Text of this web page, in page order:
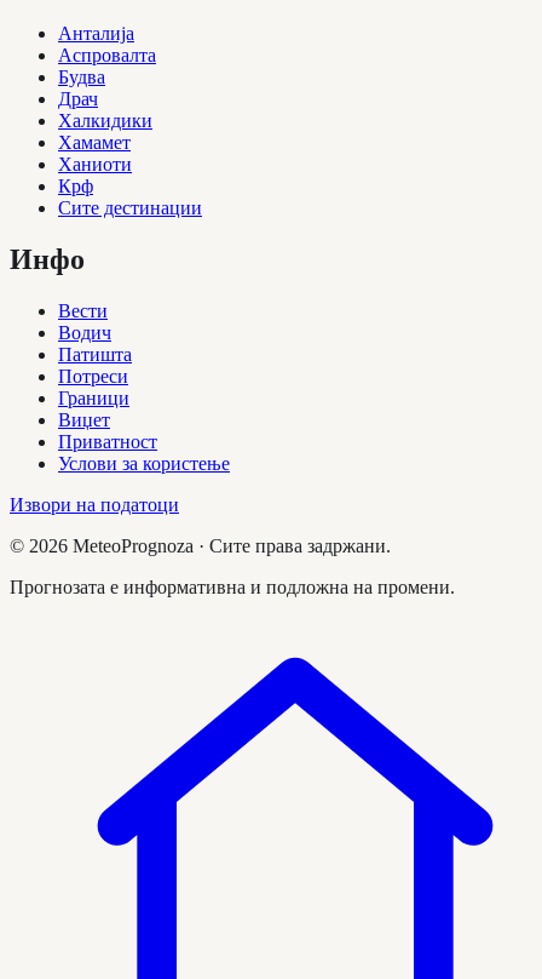
Анталија
Аспровалта
Будва
Драч
Халкидики
Хамамет
Ханиоти
Крф
Сите дестинации
Инфо
Вести
Водич
Патишта
Потреси
Граници
Виџет
Приватност
Услови за користење
Извори на податоци
© 2026 MeteoPrognoza · Сите права задржани.
Прогнозата е информативна и подложна на промени.